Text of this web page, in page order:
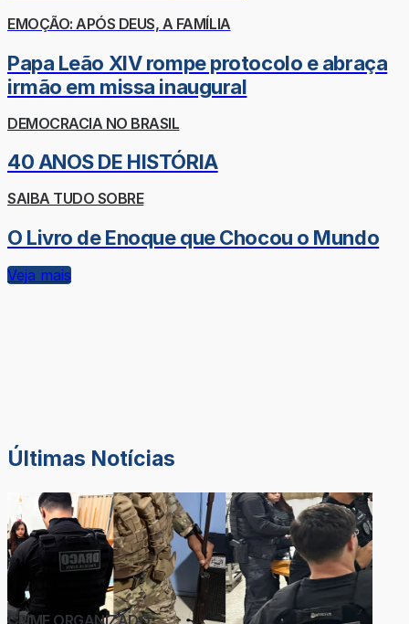
EMOÇÃO: APÓS DEUS, A FAMÍLIA
Papa Leão XIV rompe protocolo e abraça
irmão em missa inaugural
DEMOCRACIA NO BRASIL
40 ANOS DE HISTÓRIA
SAIBA TUDO SOBRE
O Livro de Enoque que Chocou o Mundo
Veja mais
Últimas Notícias
CRIME ORGANIZADO